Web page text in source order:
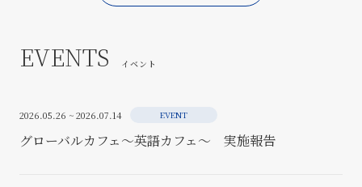
EVENTS イベント
2026.05.26 ~ 2026.07.14 EVENT
グローバルカフェ～英語カフェ～ 実施報告